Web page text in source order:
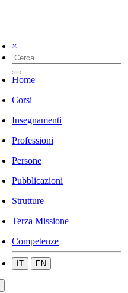
×
Home
Corsi
Insegnamenti
Professioni
Persone
Pubblicazioni
Strutture
Terza Missione
Competenze
IT EN